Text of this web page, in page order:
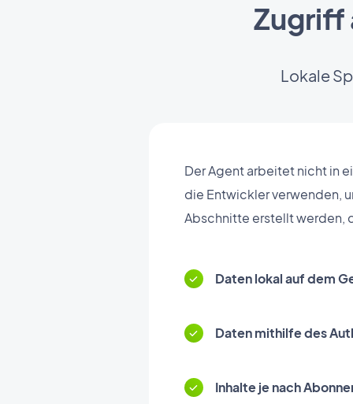
Zugriff
Lokale
Der Agent arbeitet nicht in
die Entwickler verwenden,
Abschnitte erstellt werden,
Daten lokal auf dem
Daten mithilfe des
Inhalte je nach